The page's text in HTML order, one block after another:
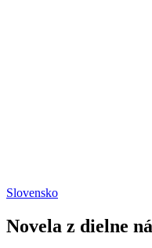
Slovensko
Novela z dielne